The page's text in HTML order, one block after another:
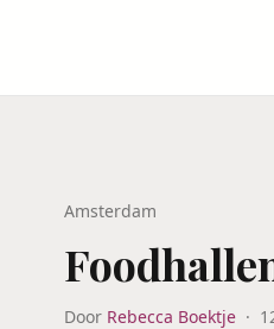
Amsterdam
Door Rebecca Boektje ·